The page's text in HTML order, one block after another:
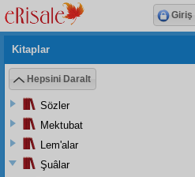
Kitaplar
Hepsini Daralt
Sözler
Mektubat
Lem'alar
Şuâlar
Giriş